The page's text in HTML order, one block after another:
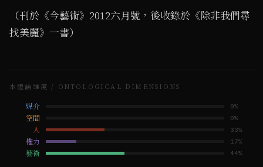
（刊於《今藝術》2012六月號，後收錄於《除非我們尋
找美麗》一書）
本體論維度 / ONTOLOGICAL DIMENSIONS
媒介 0%
空間 0%
人 33%
權力 17%
藝術 44%